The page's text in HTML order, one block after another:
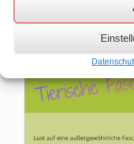
Übersicht